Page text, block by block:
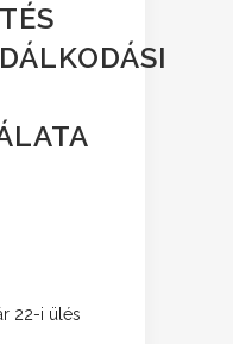
22-i ülés